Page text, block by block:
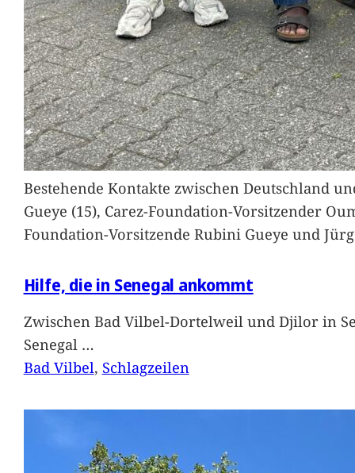
Bestehende Kontakte zwischen Deutschland
Gueye (15), Carez-Foundation-Vorsitzender
Foundation-Vorsitzende Rubini Gueye und
Hilfe, die in Senegal ankommt
Zwischen Bad Vilbel-Dortelweil und Djilor in
Senegal …
Bad Vilbel, Schlagzeilen